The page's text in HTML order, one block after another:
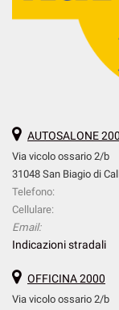
AUTOSALONE
Via vicolo ossario 2/b
31048 San Biagio di
Telefono:
Cellulare:
Email:
Indicazioni stradali
OFFICINA 2000
Via vicolo ossario 2/b